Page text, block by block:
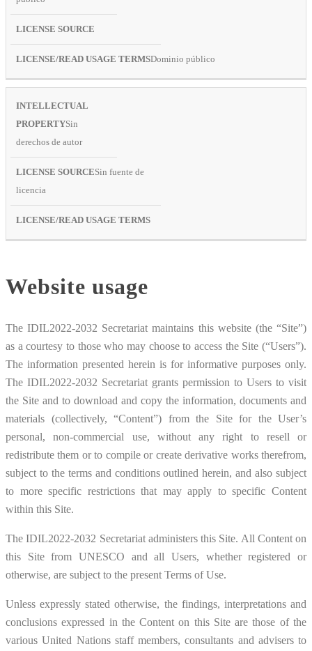
Dominio público
Sin
derechos de autor
Sin fuente de
licencia
Website usage
The IDIL2022-2032 Secretariat maintains this website (the “Site”)
as a courtesy to those who may choose to access the Site (“Users”).
The information presented herein is for informative purposes only.
The IDIL2022-2032 Secretariat grants permission to Users to visit
the Site and to download and copy the information, documents and
materials (collectively, “Content”) from the Site for the User’s
personal, non-commercial use, without any right to resell or
redistribute them or to compile or create derivative works therefrom,
subject to the terms and conditions outlined herein, and also subject
to more specific restrictions that may apply to specific Content
within this Site.
The IDIL2022-2032 Secretariat administers this Site. All Content on
this Site from UNESCO and all Users, whether registered or
otherwise, are subject to the present Terms of Use.
Unless expressly stated otherwise, the findings, interpretations and
conclusions expressed in the Content on this Site are those of the
various United Nations staff members, consultants and advisers to